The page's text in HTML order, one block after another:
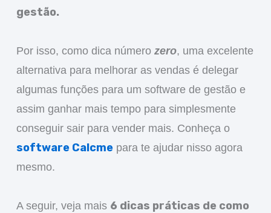
gestão.
Por isso, como dica número zero, uma excelente
alternativa para melhorar as vendas é delegar
algumas funções para um software de gestão e
assim ganhar mais tempo para simplesmente
conseguir sair para vender mais. Conheça o
software Calcmepara te ajudar nisso agora
mesmo.
A seguir, veja mais 6 dicas práticas de como